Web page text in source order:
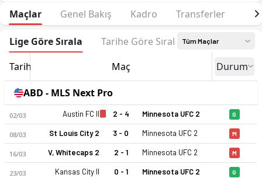
Maçlar Genel Bakış Kadro Transferler
Lige Göre Sırala Tarihe Göre Sırala Tüm Maçlar
Tarih Maç Durum
ABD - MLS Next Pro
02/03 Austin FC II 2 - 4 Minnesota UFC 2 G
08/03 St Louis City 2 3 - 0 Minnesota UFC 2 M
16/03 V, Whitecaps 2 2 - 1 Minnesota UFC 2 M
23/03 Kansas City II 0 - 1 Minnesota UFC 2 G